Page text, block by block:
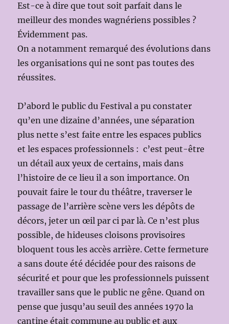
Est-ce à dire que tout soit parfait dans le
meilleur des mondes wagnériens possibles ?
Évidemment pas.
On a notamment remarqué des évolutions dans
les organisations qui ne sont pas toutes des
réussites.
D’abord le public du Festival a pu constater
qu’en une dizaine d’années, une séparation
plus nette s’est faite entre les espaces publics
et les espaces professionnels : c’est peut-être
un détail aux yeux de certains, mais dans
l’histoire de ce lieu il a son importance. On
pouvait faire le tour du théâtre, traverser le
passage de l’arrière scène vers les dépôts de
décors, jeter un œil par ci par là. Ce n’est plus
possible, de hideuses cloisons provisoires
bloquent tous les accès arrière. Cette fermeture
a sans doute été décidée pour des raisons de
sécurité et pour que les professionnels puissent
travailler sans que le public ne gêne. Quand on
pense que jusqu’au seuil des années 1970 la
cantine était commune au public et aux